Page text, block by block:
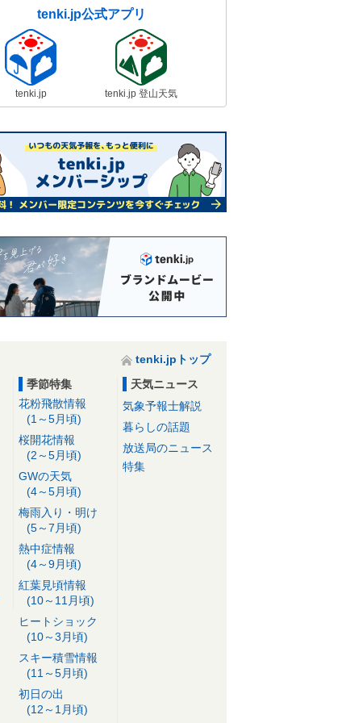
tenki.jp公式アプリ
tenki.jp tenki.jp 登山天気
tenki.jpトップ
季節特集
花粉飛散情報
(1～5月頃)
桜開花情報
(2～5月頃)
GWの天気
(4～5月頃)
梅雨入り・明け
(5～7月頃)
熱中症情報
(4～9月頃)
紅葉見頃情報
(10～11月頃)
ヒートショック
(10～3月頃)
スキー積雪情報
(11～5月頃)
初日の出
(12～1月頃)
天気ニュース
気象予報士解説
暮らしの話題
放送局のニュース
特集